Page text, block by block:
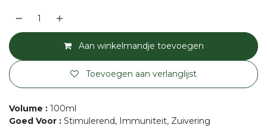
Aan winkelmandje toevoegen
Toevoegen aan verlanglijst
Volume : 100ml
Goed Voor : Stimulerend, Immuniteit, Zuivering